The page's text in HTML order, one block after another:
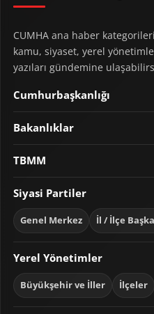
CUMHA ana haber
kamu, siyaset, yerel
yazıları gündemine
Cumhurbaşkanlığı
Bakanlıklar
TBMM
Siyasi Partiler
Genel Merkez İl / İlçe
Yerel Yönetimler
Büyükşehir ve İller İlçeler